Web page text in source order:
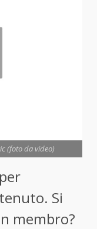
(foto da video)
Si
membro?